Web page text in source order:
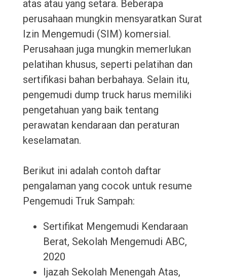
atas atau yang setara. Beberapa
perusahaan mungkin mensyaratkan Surat
Izin Mengemudi (SIM) komersial.
Perusahaan juga mungkin memerlukan
pelatihan khusus, seperti pelatihan dan
sertifikasi bahan berbahaya. Selain itu,
pengemudi dump truck harus memiliki
pengetahuan yang baik tentang
perawatan kendaraan dan peraturan
keselamatan.
Berikut ini adalah contoh daftar
pengalaman yang cocok untuk resume
Pengemudi Truk Sampah:
Sertifikat Mengemudi Kendaraan
Berat, Sekolah Mengemudi ABC,
2020
Ijazah Sekolah Menengah Atas,